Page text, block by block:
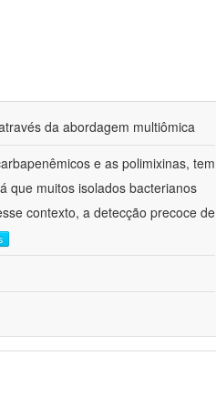
da abordagem multiômica
e as polimixinas, tem
que muitos isolados bacterianos
contexto, a detecção precoce de